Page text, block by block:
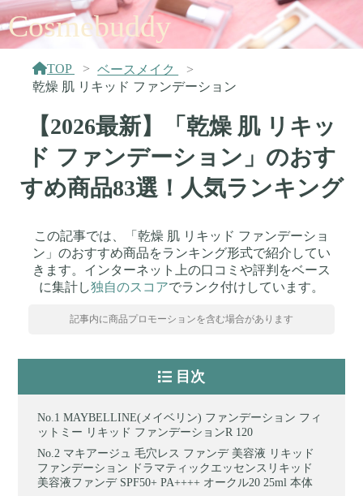
Cosmebuddy
TOP
ベースメイク
乾燥 肌 リキッド ファンデーション
【2026最新】「乾燥 肌 リキッ
ド ファンデーション」のおす
すめ商品83選！人気ランキング
この記事では、「乾燥 肌 リキッド ファンデーショ
ン」のおすすめ商品をランキング形式で紹介してい
きます。インターネット上の口コミや評判をベース
に集計し独自のスコアでランク付けしています。
記事内に商品プロモーションを含む場合があります
目次
MAYBELLINE(メイベリン) ファンデーション フィ
ットミー リキッド ファンデーションR 120
マキアージュ 毛穴レス ファンデ 美容液 リキッド
ファンデーション ドラマティックエッセンスリキッド
美容液ファンデ SPF50+ PA++++ オークル20 25ml 本体